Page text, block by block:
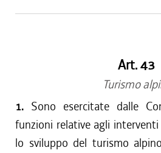
Art. 43
Turismo
1. Sono esercitate dalle
funzioni relative agli
lo sviluppo del turismo